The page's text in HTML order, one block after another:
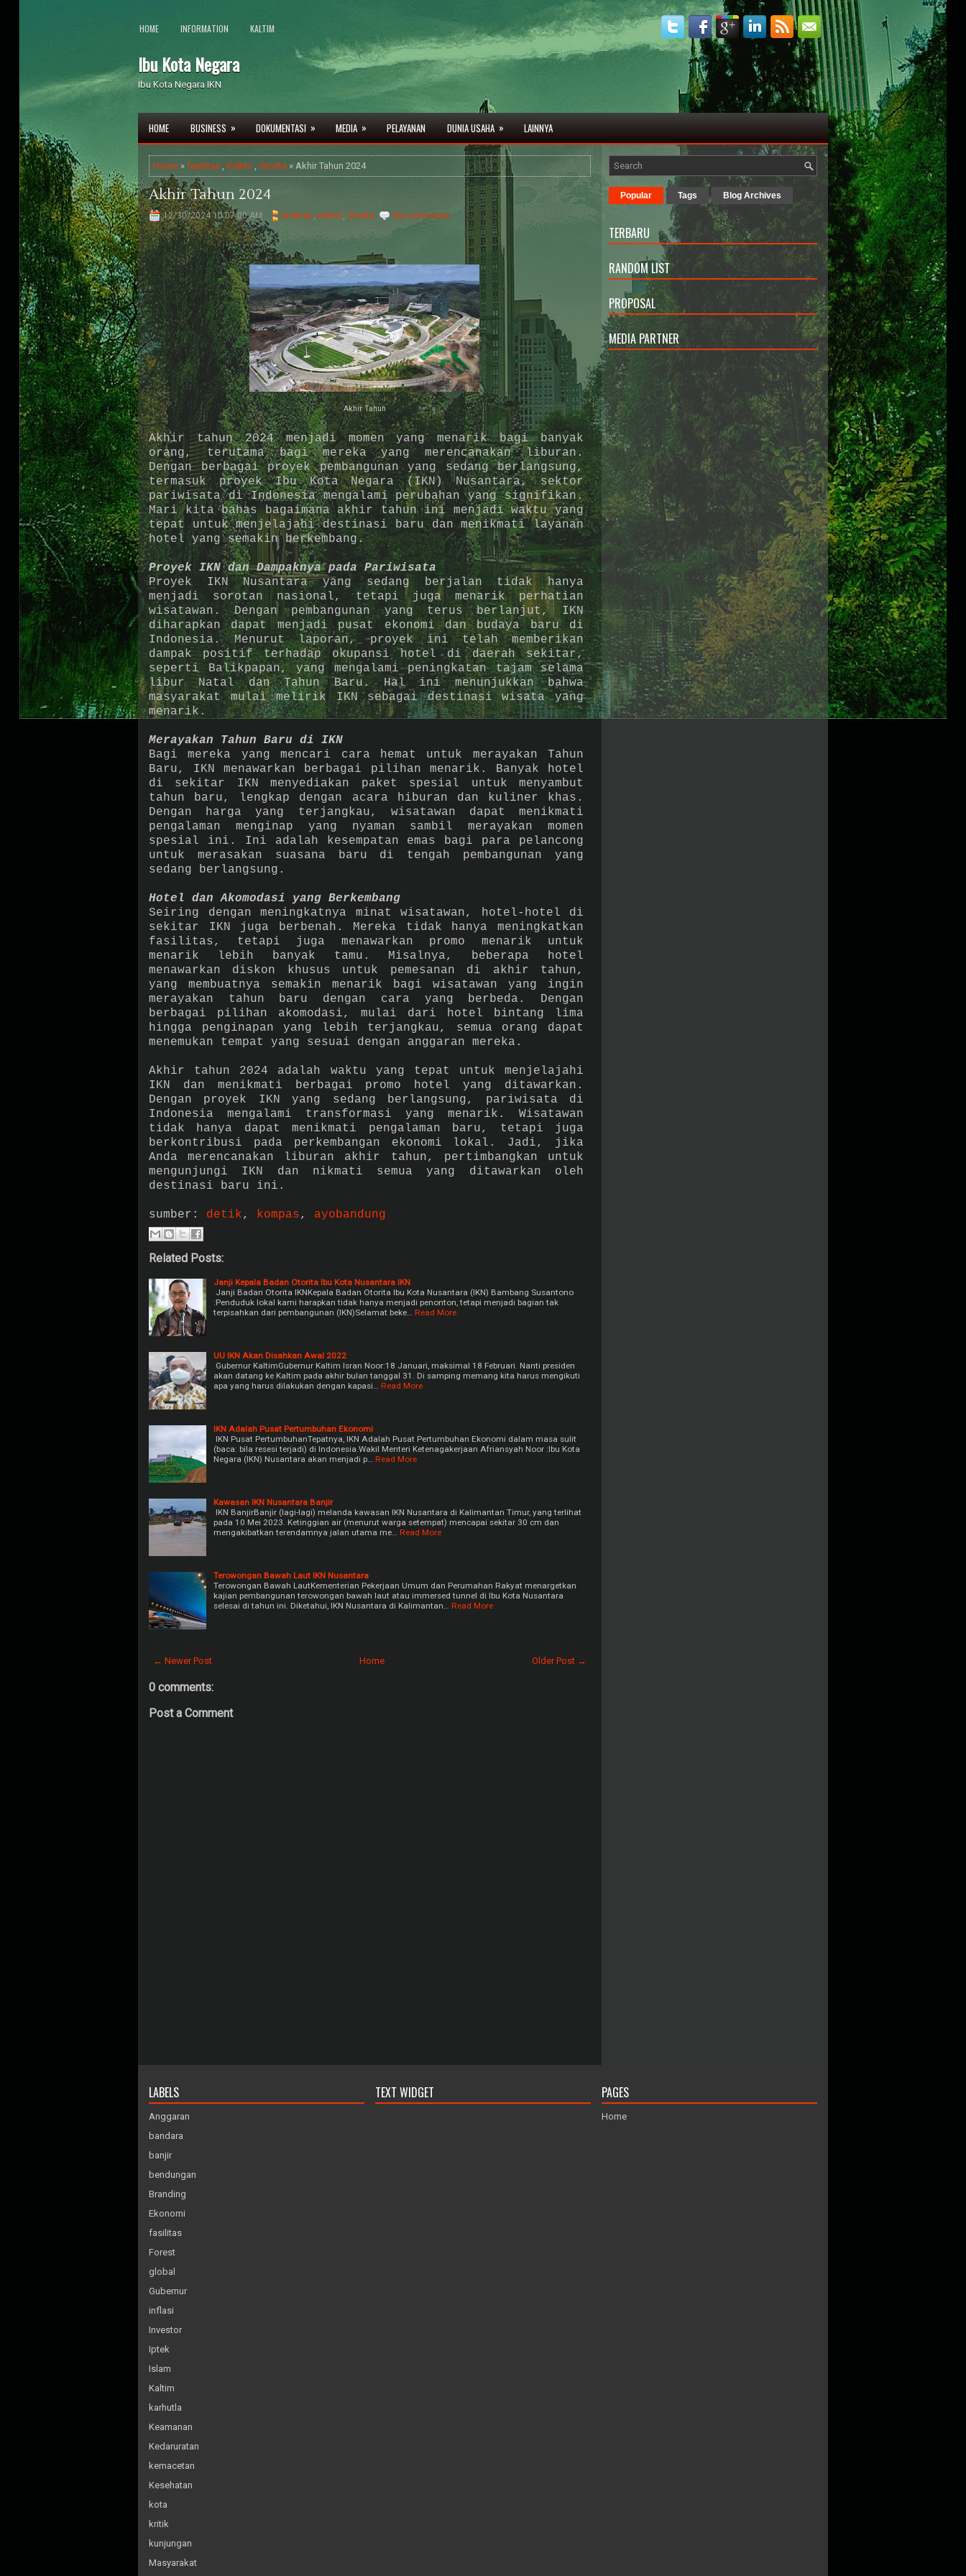
HOME INFORMATION KALTIM
Ibu Kota Negara
Ibu Kota Negara IKN
HOME BUSINESS » DOKUMENTASI » MEDIA » PELAYANAN DUNIA USAHA » LAINNYA
Home » fasilitas , Kaltim , Otorita » Akhir Tahun 2024
Akhir Tahun 2024
12/30/2024 10:07:00 AM fasilitas, Kaltim, Otorita No comments
Akhir Tahun
Akhir tahun 2024 menjadi momen yang menarik bagi banyak
orang, terutama bagi mereka yang merencanakan liburan.
Dengan berbagai proyek pembangunan yang sedang berlangsung,
termasuk proyek Ibu Kota Negara (IKN) Nusantara, sektor
pariwisata di Indonesia mengalami perubahan yang signifikan.
Mari kita bahas bagaimana akhir tahun ini menjadi waktu yang
tepat untuk menjelajahi destinasi baru dan menikmati layanan
hotel yang semakin berkembang.
Proyek IKN dan Dampaknya pada Pariwisata
Proyek IKN Nusantara yang sedang berjalan tidak hanya
menjadi sorotan nasional, tetapi juga menarik perhatian
wisatawan. Dengan pembangunan yang terus berlanjut, IKN
diharapkan dapat menjadi pusat ekonomi dan budaya baru di
Indonesia. Menurut laporan, proyek ini telah memberikan
dampak positif terhadap okupansi hotel di daerah sekitar,
seperti Balikpapan, yang mengalami peningkatan tajam selama
libur Natal dan Tahun Baru. Hal ini menunjukkan bahwa
masyarakat mulai melirik IKN sebagai destinasi wisata yang
menarik.
Merayakan Tahun Baru di IKN
Bagi mereka yang mencari cara hemat untuk merayakan Tahun
Baru, IKN menawarkan berbagai pilihan menarik. Banyak hotel
di sekitar IKN menyediakan paket spesial untuk menyambut
tahun baru, lengkap dengan acara hiburan dan kuliner khas.
Dengan harga yang terjangkau, wisatawan dapat menikmati
pengalaman menginap yang nyaman sambil merayakan momen
spesial ini. Ini adalah kesempatan emas bagi para pelancong
untuk merasakan suasana baru di tengah pembangunan yang
sedang berlangsung.
Hotel dan Akomodasi yang Berkembang
Seiring dengan meningkatnya minat wisatawan, hotel-hotel di
sekitar IKN juga berbenah. Mereka tidak hanya meningkatkan
fasilitas, tetapi juga menawarkan promo menarik untuk
menarik lebih banyak tamu. Misalnya, beberapa hotel
menawarkan diskon khusus untuk pemesanan di akhir tahun,
yang membuatnya semakin menarik bagi wisatawan yang ingin
merayakan tahun baru dengan cara yang berbeda. Dengan
berbagai pilihan akomodasi, mulai dari hotel bintang lima
hingga penginapan yang lebih terjangkau, semua orang dapat
menemukan tempat yang sesuai dengan anggaran mereka.
Akhir tahun 2024 adalah waktu yang tepat untuk menjelajahi
IKN dan menikmati berbagai promo hotel yang ditawarkan.
Dengan proyek IKN yang sedang berlangsung, pariwisata di
Indonesia mengalami transformasi yang menarik. Wisatawan
tidak hanya dapat menikmati pengalaman baru, tetapi juga
berkontribusi pada perkembangan ekonomi lokal. Jadi, jika
Anda merencanakan liburan akhir tahun, pertimbangkan untuk
mengunjungi IKN dan nikmati semua yang ditawarkan oleh
destinasi baru ini.
sumber: detik, kompas, ayobandung
Related Posts:
Janji Kepala Badan Otorita Ibu Kota Nusantara IKN
Janji Badan Otorita IKNKepala Badan Otorita Ibu Kota Nusantara (IKN) Bambang Susantono
:Penduduk lokal kami harapkan tidak hanya menjadi penonton, tetapi menjadi bagian tak
terpisahkan dari pembangunan (IKN)Selamat beke…
Read More
UU IKN Akan Disahkan Awal 2022
Gubernur KaltimGubernur Kaltim Isran Noor:18 Januari, maksimal 18 Februari. Nanti presiden
akan datang ke Kaltim pada akhir bulan tanggal 31. Di samping memang kita harus mengikuti
apa yang harus dilakukan dengan kapasi…
Read More
IKN Adalah Pusat Pertumbuhan Ekonomi
IKN Pusat PertumbuhanTepatnya, IKN Adalah Pusat Pertumbuhan Ekonomi dalam masa sulit
(baca: bila resesi terjadi) di Indonesia.Wakil Menteri Ketenagakerjaan Afriansyah Noor :Ibu Kota
Negara (IKN) Nusantara akan menjadi p…
Read More
Kawasan IKN Nusantara Banjir
IKN BanjirBanjir (lagi-lagi) melanda kawasan IKN Nusantara di Kalimantan Timur, yang terlihat
pada 10 Mei 2023. Ketinggian air (menurut warga setempat) mencapai sekitar 30 cm dan
mengakibatkan terendamnya jalan utama me…
Read More
Terowongan Bawah Laut IKN Nusantara
Terowongan Bawah LautKementerian Pekerjaan Umum dan Perumahan Rakyat menargetkan
kajian pembangunan terowongan bawah laut atau immersed tunnel di Ibu Kota Nusantara
selesai di tahun ini. Diketahui, IKN Nusantara di Kalimantan…
Read More
← Newer Post Older Post →
Home
0 comments:
Post a Comment
Popular Tags Blog Archives
TERBARU
RANDOM LIST
PROPOSAL
MEDIA PARTNER
LABELS
Anggaran
bandara
banjir
bendungan
Branding
Ekonomi
fasilitas
Forest
global
Gubernur
inflasi
Investor
Iptek
Islam
Kaltim
karhutla
Keamanan
Kedaruratan
kemacetan
Kesehatan
kota
kritik
kunjungan
Masyarakat
TEXT WIDGET PAGES
Home